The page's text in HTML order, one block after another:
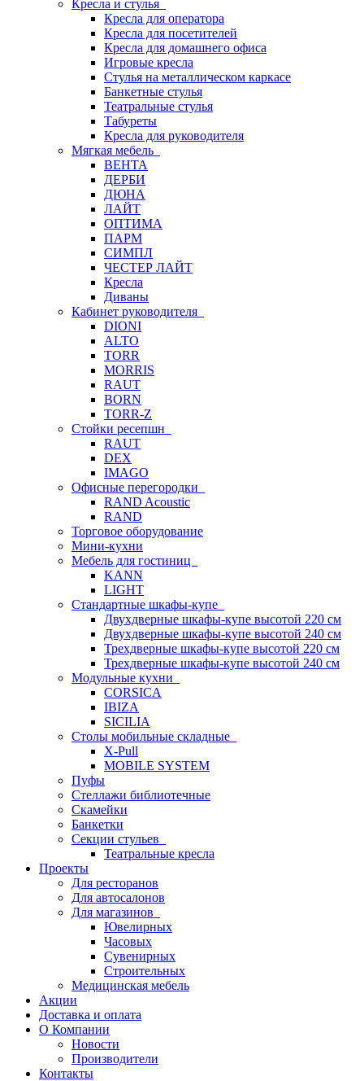
Кресла и стулья
Кресла для оператора
Кресла для посетителей
Кресла для домашнего офиса
Игровые кресла
Стулья на металлическом каркасе
Банкетные стулья
Театральные стулья
Табуреты
Кресла для руководителя
Мягкая мебель
ВЕНТА
ДЕРБИ
ДЮНА
ЛАЙТ
ОПТИМА
ПАРМ
СИМПЛ
ЧЕСТЕР ЛАЙТ
Кресла
Диваны
Кабинет руководителя
DIONI
ALTO
TORR
MORRIS
RAUT
BORN
TORR-Z
Стойки ресепшн
RAUT
DEX
IMAGO
Офисные перегородки
RAND Acoustic
RAND
Торговое оборудование
Мини-кухни
Мебель для гостиниц
KANN
LIGHT
Стандартные шкафы-купе
Двухдверные шкафы-купе высотой 220 см
Двухдверные шкафы-купе высотой 240 см
Трехдверные шкафы-купе высотой 220 см
Трехдверные шкафы-купе высотой 240 см
Модульные кухни
CORSICA
IBIZA
SICILIA
Столы мобильные складные
X-Pull
MOBILE SYSTEM
Пуфы
Стеллажи библиотечные
Скамейки
Банкетки
Секции стульев
Театральные кресла
Проекты
Для ресторанов
Для автосалонов
Для магазинов
Ювелирных
Часовых
Сувенирных
Строительных
Медицинская мебель
Акции
Доставка и оплата
О Компании
Новости
Производители
Контакты